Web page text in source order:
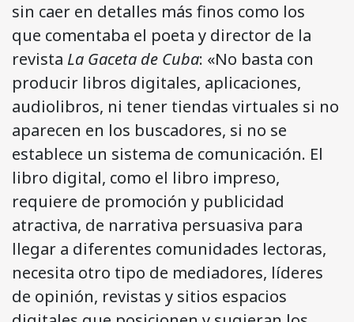
sin caer en detalles más finos como los
que comentaba el poeta y director de la
revista La Gaceta de Cuba: «No basta con
producir libros digitales, aplicaciones,
audiolibros, ni tener tiendas virtuales si no
aparecen en los buscadores, si no se
establece un sistema de comunicación. El
libro digital, como el libro impreso,
requiere de promoción y publicidad
atractiva, de narrativa persuasiva para
llegar a diferentes comunidades lectoras,
necesita otro tipo de mediadores, líderes
de opinión, revistas y sitios espacios